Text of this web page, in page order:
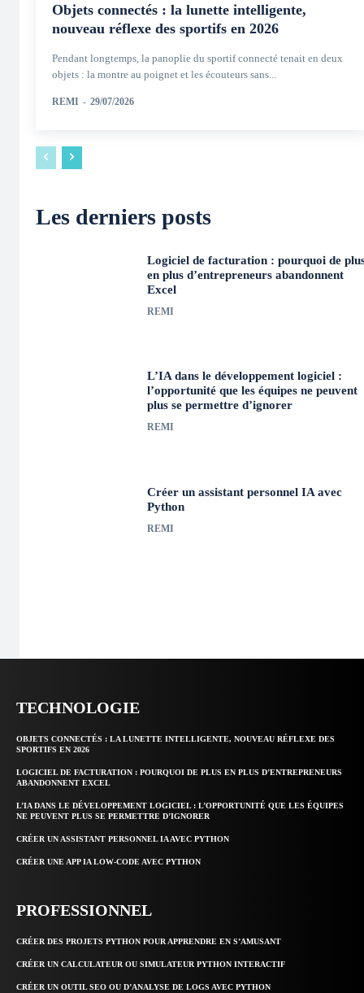
Objets connectés : la lunette intelligente,
nouveau réflexe des sportifs en 2026
Pendant longtemps, la panoplie du sportif connecté tenait en deux
objets : la montre au poignet et les écouteurs sans...
REMI - 29/07/2026
Les derniers posts
Logiciel de facturation : pourquoi de
en plus d’entrepreneurs abandonnent
Excel
REMI
L’IA dans le développement logiciel :
l’opportunité que les équipes ne peuvent
plus se permettre d’ignorer
REMI
Créer un assistant personnel IA avec
Python
REMI
TECHNOLOGIE
OBJETS CONNECTÉS : LA LUNETTE INTELLIGENTE, NOUVEAU RÉFLEXE DES
SPORTIFS EN 2026
LOGICIEL DE FACTURATION : POURQUOI DE PLUS EN PLUS D’ENTREPRENEURS
ABANDONNENT EXCEL
L’IA DANS LE DÉVELOPPEMENT LOGICIEL : L’OPPORTUNITÉ QUE LES ÉQUIPES
NE PEUVENT PLUS SE PERMETTRE D’IGNORER
CRÉER UN ASSISTANT PERSONNEL IA AVEC PYTHON
CRÉER UNE APP IA LOW-CODE AVEC PYTHON
PROFESSIONNEL
CRÉER DES PROJETS PYTHON POUR APPRENDRE EN S’AMUSANT
CRÉER UN CALCULATEUR OU SIMULATEUR PYTHON INTERACTIF
CRÉER UN OUTIL SEO OU D’ANALYSE DE LOGS AVEC PYTHON